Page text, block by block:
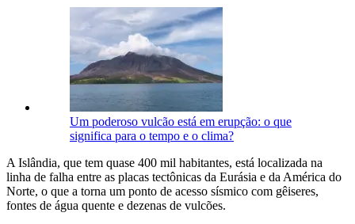
Um poderoso vulcão está em erupção: o que
significa para o tempo e o clima?
A Islândia, que tem quase 400 mil habitantes, está localizada na
linha de falha entre as placas tectônicas da Eurásia e da América do
Norte, o que a torna um ponto de acesso sísmico com gêiseres,
fontes de água quente e dezenas de vulcões.